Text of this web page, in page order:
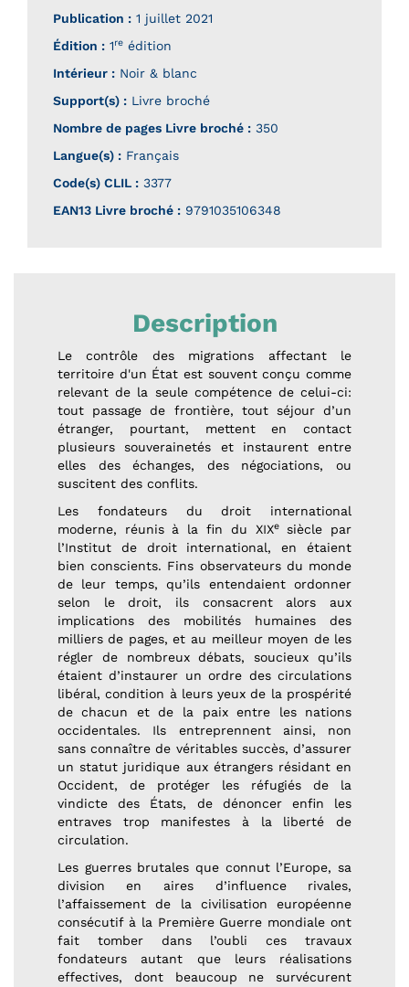
Publication : 1 juillet 2021
Édition : 1re édition
Intérieur : Noir & blanc
Support(s) : Livre broché
Nombre de pages Livre broché : 350
Langue(s) : Français
Code(s) CLIL : 3377
EAN13 Livre broché : 9791035106348
Description
Le contrôle des migrations affectant le
territoire d'un État est souvent conçu comme
relevant de la seule compétence de celui-ci:
tout passage de frontière, tout séjour d’un
étranger, pourtant, mettent en contact
plusieurs souverainetés et instaurent entre
elles des échanges, des négociations, ou
suscitent des conflits.
Les fondateurs du droit international
moderne, réunis à la fin du XIXesiècle par
l’Institut de droit international, en étaient
bien conscients. Fins observateurs du monde
de leur temps, qu’ils entendaient ordonner
selon le droit, ils consacrent alors aux
implications des mobilités humaines des
milliers de pages, et au meilleur moyen de les
régler de nombreux débats, soucieux qu’ils
étaient d’instaurer un ordre des circulations
libéral, condition à leurs yeux de la prospérité
de chacun et de la paix entre les nations
occidentales. Ils entreprennent ainsi, non
sans connaître de véritables succès, d’assurer
un statut juridique aux étrangers résidant en
Occident, de protéger les réfugiés de la
vindicte des États, de dénoncer enfin les
entraves trop manifestes à la liberté de
circulation.
Les guerres brutales que connut l’Europe, sa
division en aires d’influence rivales,
l’affaissement de la civilisation européenne
consécutif à la Première Guerre mondiale ont
fait tomber dans l’oubli ces travaux
fondateurs autant que leurs réalisations
effectives, dont beaucoup ne survécurent